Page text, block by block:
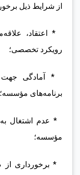
از شرایط ذیل
* اعتقاد،
رویکرد تخصصی؛
* آمادگی جهت
برنامه‌های مؤسسه؛
* عدم اشتغال
مؤسسه؛
* برخورداری از